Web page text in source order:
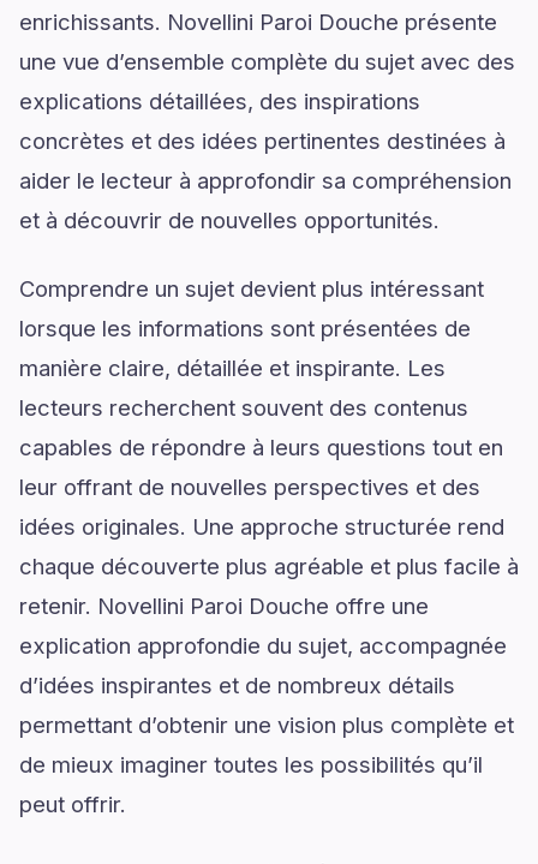
enrichissants. Novellini Paroi Douche présente
une vue d’ensemble complète du sujet avec des
explications détaillées, des inspirations
concrètes et des idées pertinentes destinées à
aider le lecteur à approfondir sa compréhension
et à découvrir de nouvelles opportunités.
Comprendre un sujet devient plus intéressant
lorsque les informations sont présentées de
manière claire, détaillée et inspirante. Les
lecteurs recherchent souvent des contenus
capables de répondre à leurs questions tout en
leur offrant de nouvelles perspectives et des
idées originales. Une approche structurée rend
chaque découverte plus agréable et plus facile à
retenir. Novellini Paroi Douche offre une
explication approfondie du sujet, accompagnée
d’idées inspirantes et de nombreux détails
permettant d’obtenir une vision plus complète et
de mieux imaginer toutes les possibilités qu’il
peut offrir.